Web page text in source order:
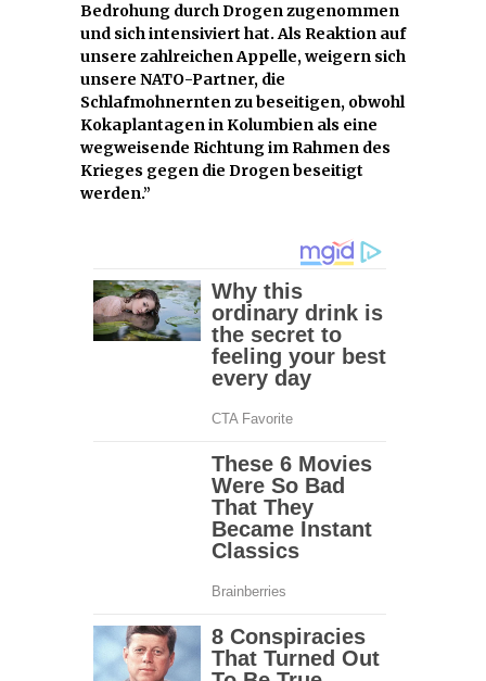
Bedrohung durch Drogen zugenommen
und sich intensiviert hat. Als Reaktion auf
unsere zahlreichen Appelle, weigern sich
unsere NATO-Partner, die
Schlafmohnernten zu beseitigen, obwohl
Kokaplantagen in Kolumbien als eine
wegweisende Richtung im Rahmen des
Krieges gegen die Drogen beseitigt
werden.”